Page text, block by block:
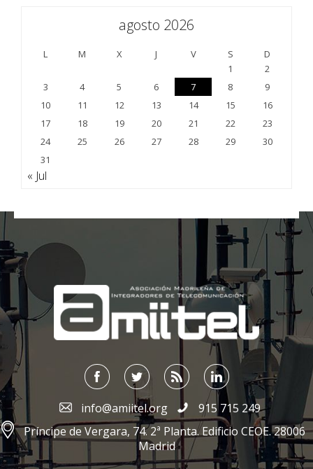
agosto 2026
L M X J V S
D
1
2
3
4 5 6 7 8
9
10
11 12 13 14 15
16
17
18 19 20 21 22
23
24
25 26 27 28 29
30
31
« Jul
;
info@amiitel.org
915 715 249
Príncipe de Vergara, 74. 2ª Planta. Edificio CEOE. 28006
Madrid